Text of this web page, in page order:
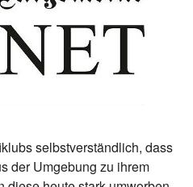
selbstverständlich, dass
der Umgebung zu ihrem